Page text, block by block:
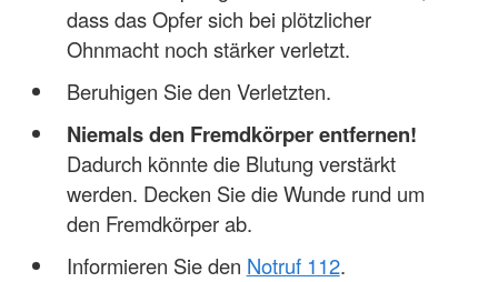
dass das Opfer sich bei plötzlicher
Ohnmacht noch stärker verletzt.
Beruhigen Sie den Verletzten.
Niemals den Fremdkörper entfernen!
Dadurch könnte die Blutung verstärkt
werden. Decken Sie die Wunde rund um
den Fremdkörper ab.
Informieren Sie den Notruf 112.